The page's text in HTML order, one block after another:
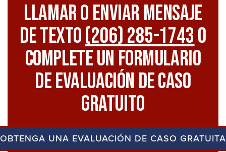
Llamar O Enviar Mensaje
De Texto(206) 285-1743O
Complete Un Formulario
De Evaluación De Caso
Gratuito
OBTENGA UNA EVALUACIÓN DE CASO GRATUITA